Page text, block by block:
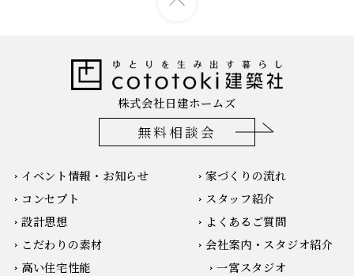
株式会社日建ホームズ
無料相談会
イベント情報・お知らせ
コンセプト
設計思想
こだわりの素材
高い住宅性能
家づくりの流れ
スタッフ紹介
よくあるご質問
会社案内・スタジオ紹介
一宮スタジオ